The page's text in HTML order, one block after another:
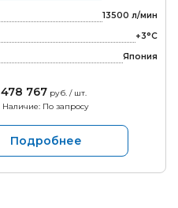
13500 л/мин
+3°С
Япония
478 767 руб. / шт.
Наличие: По запросу
Подробнее